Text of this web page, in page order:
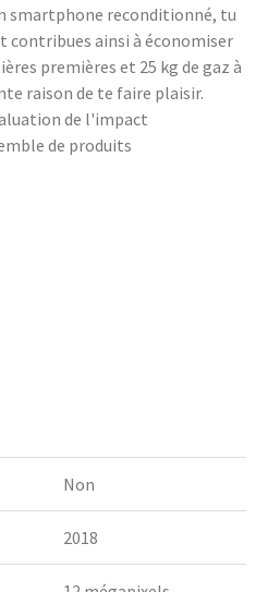
smartphone reconditionné, tu
contribues ainsi à économiser
premières et 25 kg de gaz à
raison de te faire plaisir.
de l'impact
de produits
Non
2018